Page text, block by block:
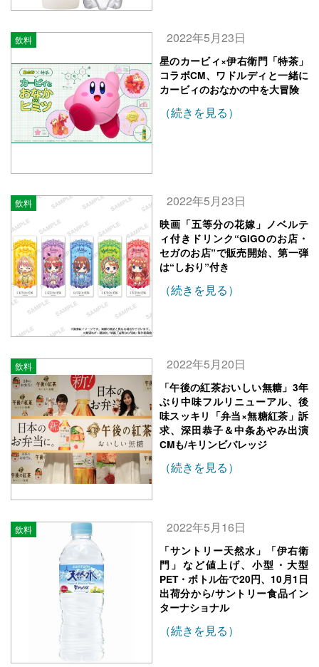
飲料 2022年5月23日
星のカービィ×伊右衛門「特茶」
コラボCM、ワドルディと一緒に
カービィのおなかの中を大冒険
（続きを見る）
飲料 2022年5月23日
映画「五等分の花嫁」ノベルテ
ィ付きドリンク“GiGOのお店・
セガのお店”で販売開始、第一弾
は“しおり”付き
（続きを見る）
飲料 2022年5月20日
「午後の紅茶おいしい無糖」3年
ぶり中味フルリニューアル、後
味スッキリ「弁当×無糖紅茶」訴
求、深田恭子＆中条あやみ出演
CMも/キリンビバレッジ
（続きを見る）
飲料 2022年5月16日
「サントリー天然水」「伊右衛
門」など値上げ、小型・大型
PET・ボトル缶で20円、10月1日
出荷分から/サントリー食品イン
ターナショナル
（続きを見る）